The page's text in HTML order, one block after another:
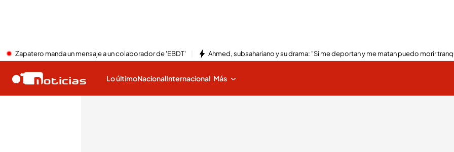
Zapatero manda un mensaje a un colaborador de 'EBDT' Ahmed, subsahariano y su drama: "Si me deportan y me matan puedo morir
Lo últimoNacionalInternacional Más